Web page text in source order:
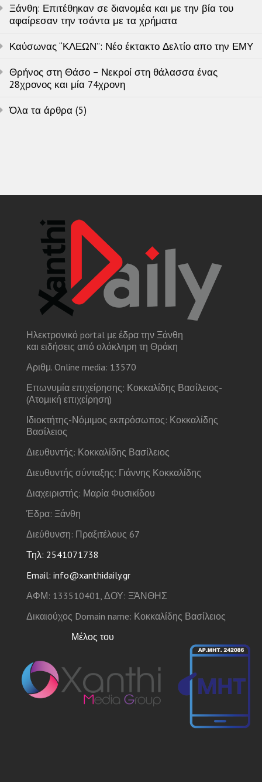
Ξάνθη: Επιτέθηκαν σε διανομέα και με την βία του
αφαίρεσαν την τσάντα με τα χρήματα
Καύσωνας “ΚΛΕΩΝ”: Νέο έκτακτο Δελτίο απο την ΕΜΥ
Θρήνος στη Θάσο – Νεκροί στη θάλασσα ένας
28χρονος και μία 74χρονη
Όλα τα άρθρα (5)
Ηλεκτρονικό portal με έδρα την Ξάνθη
και ειδήσεις από ολόκληρη τη Θράκη
Αριθμ. Online media: 13570
Επωνυμία επιχείρησης: Κοκκαλίδης Βασίλειος-
(Ατομική επιχείρηση)
Ιδιοκτήτης-Νόμιμος εκπρόσωπος: Κοκκαλίδης
Βασίλειος
Διευθυντής: Κοκκαλίδης Βασίλειος
Διευθυντής σύνταξης: Γιάννης Κοκκαλίδης
Διαχειριστής: Μαρία Φυσικίδου
Έδρα: Ξάνθη
Διεύθυνση: Πραξιτέλους 67
Τηλ: 2541071738
Email: info@xanthidaily.gr
ΑΦΜ: 133510401, ΔΟΥ: ΞΆΝΘΗΣ
Δικαιούχος Domain name: Κοκκαλίδης Βασίλειος
Μέλος του